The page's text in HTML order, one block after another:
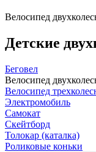
Велосипед
Детские
Беговел
Велосипед
Велосипед
Электромобиль
Самокат
Скейтборд
Толокар (каталка)
Роликовые коньки